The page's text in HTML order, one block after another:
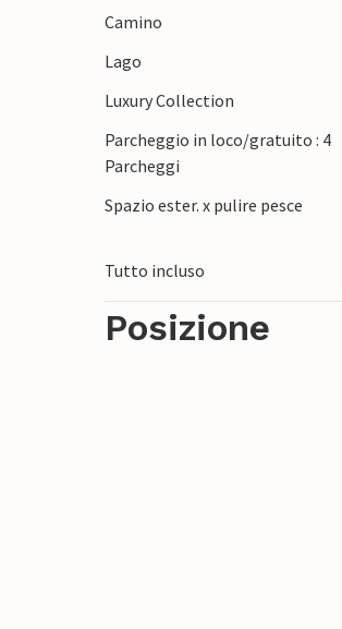
escursionistiche. Visitate
della regione con
culinarie nei ristoranti
attrazioni culturali come
Camino
Lago
Luxury Collection
Parcheggio in loco/gratuito : 4
Parcheggi
Spazio ester. x pulire pesce
Tutto incluso
Posizione